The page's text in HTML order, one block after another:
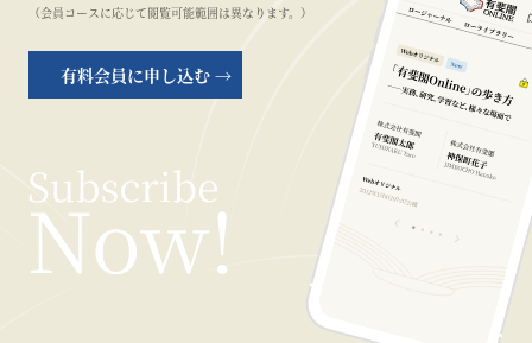
（会員コースに応じて閲覧可能範囲は異なります。）
有料会員に申し込む →